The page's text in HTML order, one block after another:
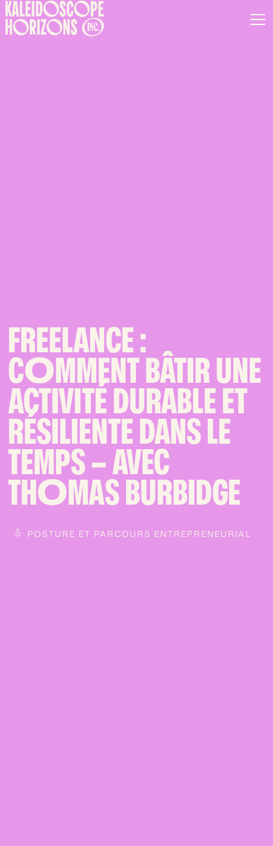
FREELANCE :
COMMENT BÂTIR UNE
ACTIVITÉ DURABLE ET
RÉSILIENTE DANS LE
TEMPS – AVEC
THOMAS BURBIDGE
POSTURE ET PARCOURS ENTREPRENEURIAL